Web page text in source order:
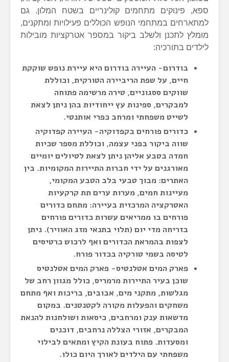
ספא, פינוקים מתחמים קולינריים בשטח המלון. גם
למתארחים במתחמי הנופש הכוללים פעילויות ומתקנים,
מומלץ לתכנן ולשלב ביקור במספר אטרקציות מובילות
לילדים בתורכיה:
בודרום- העיירה בודרום היא עיירת נופש שוקקת
חיים, על שפת הריביירה הטורקית, וכוללת
שווקים ססגוניים, טירה מרשימה פתוחה
למבקרים, ספינות עץ ייחודיות בהן ניתן לצאת
לשייט משפחתי ומרחב כפרי אותנטי.
כדורים פורחים בקפדוקיה- העיירה קפדוקיה
שווה ביקור בפני עצמה, וכוללת מספר שכיות
חמדה בטבע אליהן ניתן לצאת לטיולים יומיים
מאורגנים על ידי חברות התיירות המקומיות. בין
האתרים: מבוך טבעי בלב הטבע המקומי,
מעיינות חמים, מערות ערים תת קרקעיות
האטרקציה המרכזית בעיירה: מתחם כדורים
פורחים בו ממריאים עשרות כדורים פורחים
בזריחה מדי יום (תלוי בתנאי מזג האוויר). ניתן
לצפות בהמראת הכדורים ואף לרכוש כרטיסים
לטיסה בשמי טורקיה בכדור פורח.
פארק המים אטלנטיס- פארק המים אטלנטיס
שוכן בעיר התיירות מרמריס, כולל מגוון רחב של
מגלשות, מתקני מים, אבובים, בריכות ואף מתחם
משחקים והפעלות מקורה לקטנטנים. במקום
מדשאות ענק ומרחבים, כיסאות ושולחנות להנאת
המבקרים, אזורי הצללה נרחבים, דוכנים
ומסעדות. פתוח בעונת הקיץ ומתאים לבילוי
משפחתי עם הילדים לאורך היום כולו.